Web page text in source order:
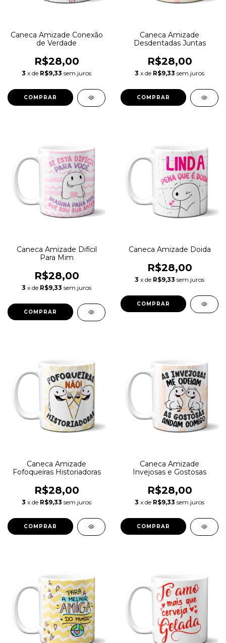
Caneca Amizade Conexão
de Verdade
R$28,00
3 x de R$9,33 sem juros
Caneca Amizade
Desdentadas Juntas
R$28,00
3 x de R$9,33 sem juros
Caneca Amizade Difícil
Para Mim
R$28,00
3 x de R$9,33 sem juros
Caneca Amizade Doida
R$28,00
3 x de R$9,33 sem juros
Caneca Amizade
Fofoqueiras Historiadoras
R$28,00
3 x de R$9,33 sem juros
Caneca Amizade
Invejosas e Gostosas
R$28,00
3 x de R$9,33 sem juros